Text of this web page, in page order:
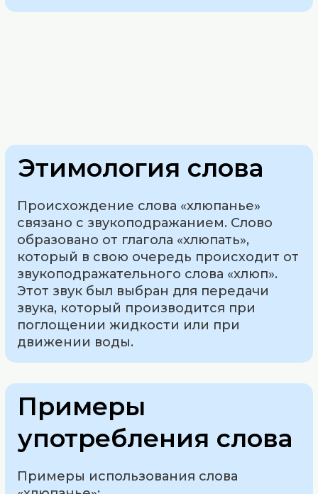
Этимология слова
Происхождение слова «хлюпанье»
связано с звукоподражанием. Слово
образовано от глагола «хлюпать»,
который в свою очередь происходит от
звукоподражательного слова «хлюп».
Этот звук был выбран для передачи
звука, который производится при
поглощении жидкости или при
движении воды.
Примеры
употребления слова
Примеры использования слова